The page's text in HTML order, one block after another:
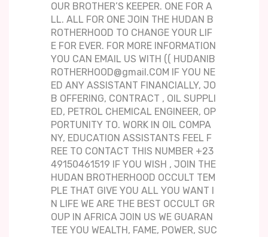
OUR BROTHER’S KEEPER. ONE FOR A
LL. ALL FOR ONE JOIN THE HUDAN B
ROTHERHOOD TO CHANGE YOUR LIF
E FOR EVER. FOR MORE INFORMATION
YOU CAN EMAIL US WITH (( HUDANIB
ROTHERHOOD@gmail.COM IF YOU NE
ED ANY ASSISTANT FINANCIALLY, JO
B OFFERING, CONTRACT , OIL SUPPLI
ED, PETROL CHEMICAL ENGINEER, OP
PORTUNITY TO. WORK IN OIL COMPA
NY, EDUCATION ASSISTANTS FEEL F
REE TO CONTACT THIS NUMBER +23
49150461519 IF YOU WISH , JOIN THE
HUDAN BROTHERHOOD OCCULT TEM
PLE THAT GIVE YOU ALL YOU WANT I
N LIFE WE ARE THE BEST OCCULT GR
OUP IN AFRICA JOIN US WE GUARAN
TEE YOU WEALTH, FAME, POWER, SUC